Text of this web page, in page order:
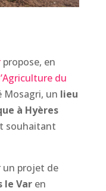
propose, en
du
Mosagri, un lieu
à Hyères
souhaitant
un projet de
le Varen